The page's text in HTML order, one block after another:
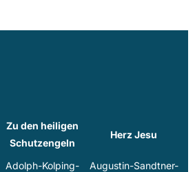
Zu den heiligen
Schutzengeln
Herz Jesu
Adolph-Kolping-
Augustin-Sandtner-